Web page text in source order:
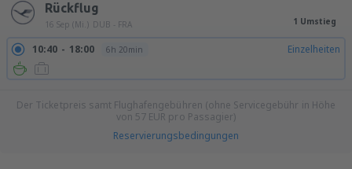
Rückflug
16 Sep (Mi.) DUB - FRA 1 Umstieg
10:40 18:00 6h 20min Einzelheiten
Der Ticketpreis samt Flughafengebühren (ohne Servicegebühr in Höhe
von 57 EUR pro Passagier)
Reservierungsbedingungen